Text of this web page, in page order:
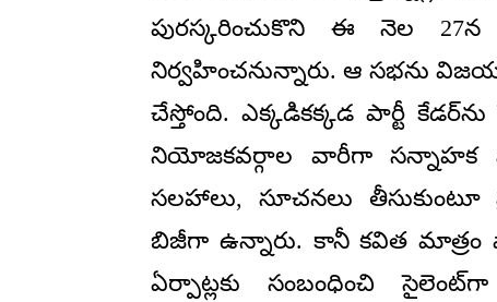
పురస్కరించుకొని ఈ నెల
నిర్వహించనున్నారు. ఆ సభను
చేస్తోంది. ఎక్కడికక్కడ పార్టీ
నియోజకవర్గాల వారీగా సన్నాహక
సలహాలు, సూచనలు తీసుకుంటూ
బిజీగా ఉన్నారు. కానీ కవిత మాత్రం
ఏర్పాట్లకు సంబంధించి